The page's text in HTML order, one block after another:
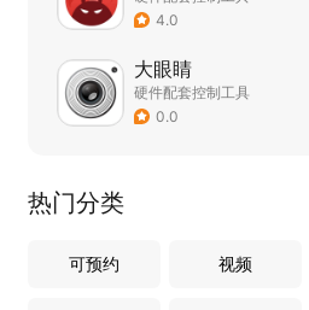
4.0
大眼睛
硬件配套控制工具
0.0
热门分类
可预约 视频